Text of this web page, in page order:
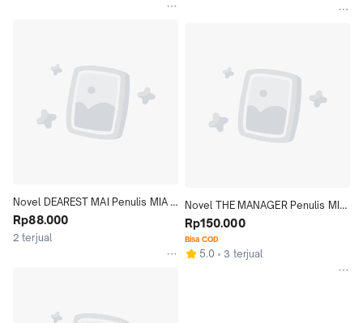
Novel DEAREST MAI Penulis MIA
CHUZ
Rp88.000
2 terjual
Novel THE MANAGER Penulis MIA
CHUZ
Rp150.000
Bisa COD
5.0 3 terjual